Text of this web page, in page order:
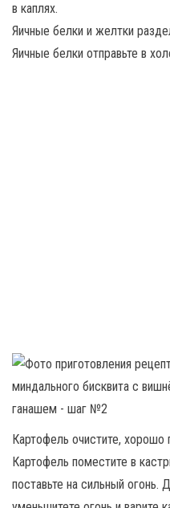
в каплях.
Яичные белки и желтки
Яичные белки отправьте в
Картофель очистите, хорошо
Картофель поместите в
поставьте на сильный огонь.